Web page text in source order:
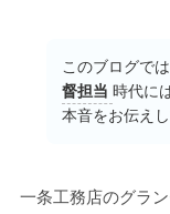
このブログで
督担当 時代に
本音をお伝えし
一条工務店のグラ